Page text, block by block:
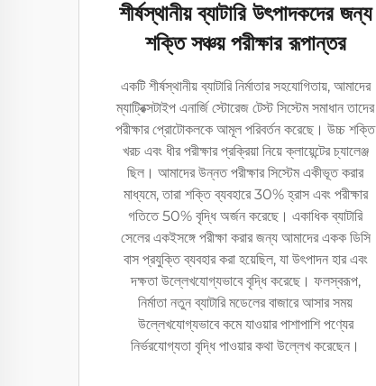
শীর্ষস্থানীয় ব্যাটারি উৎপাদকদের জন্য
শক্তি সঞ্চয় পরীক্ষার রূপান্তর
একটি শীর্ষস্থানীয় ব্যাটারি নির্মাতার সহযোগিতায়, আমাদের
ম্যাট্রিক্সটাইপ এনার্জি স্টোরেজ টেস্ট সিস্টেম সমাধান তাদের
পরীক্ষার প্রোটোকলকে আমূল পরিবর্তন করেছে। উচ্চ শক্তি
খরচ এবং ধীর পরীক্ষার প্রক্রিয়া নিয়ে ক্লায়েন্টের চ্যালেঞ্জ
ছিল। আমাদের উন্নত পরীক্ষার সিস্টেম একীভূত করার
মাধ্যমে, তারা শক্তি ব্যবহারে 30% হ্রাস এবং পরীক্ষার
গতিতে 50% বৃদ্ধি অর্জন করেছে। একাধিক ব্যাটারি
সেলের একইসঙ্গে পরীক্ষা করার জন্য আমাদের একক ডিসি
বাস প্রযুক্তি ব্যবহার করা হয়েছিল, যা উৎপাদন হার এবং
দক্ষতা উল্লেখযোগ্যভাবে বৃদ্ধি করেছে। ফলস্বরূপ,
নির্মাতা নতুন ব্যাটারি মডেলের বাজারে আসার সময়
উল্লেখযোগ্যভাবে কমে যাওয়ার পাশাপাশি পণ্যের
নির্ভরযোগ্যতা বৃদ্ধি পাওয়ার কথা উল্লেখ করেছেন।